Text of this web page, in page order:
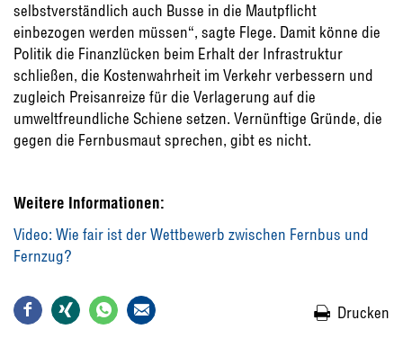
selbstverständlich auch Busse in die Mautpflicht
einbezogen werden müssen“, sagte Flege. Damit könne die
Politik die Finanzlücken beim Erhalt der Infrastruktur
schließen, die Kostenwahrheit im Verkehr verbessern und
zugleich Preisanreize für die Verlagerung auf die
umweltfreundliche Schiene setzen. Vernünftige Gründe, die
gegen die Fernbusmaut sprechen, gibt es nicht.
Weitere Informationen:
Video: Wie fair ist der Wettbewerb zwischen Fernbus und
Fernzug?
Drucken